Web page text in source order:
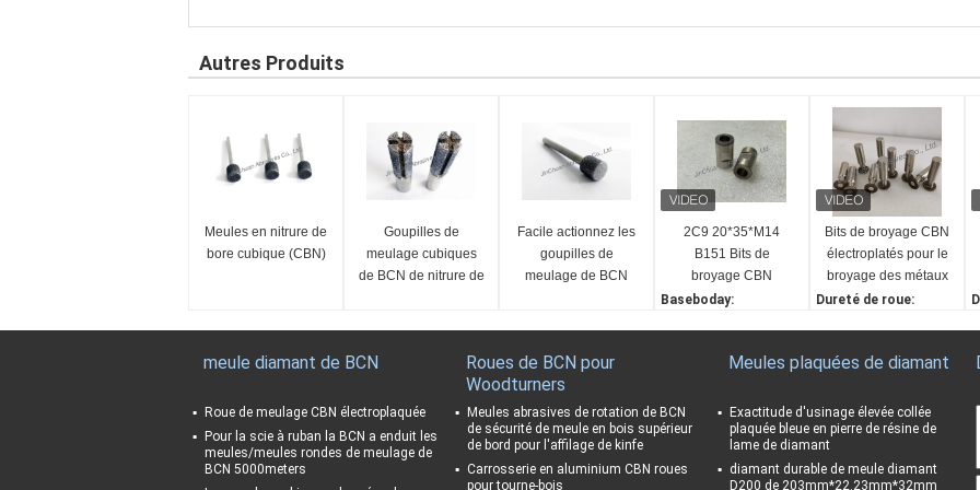
Autres Produits
Meules en nitrure de
bore cubique (CBN)
Goupilles de
meulage cubiques
de BCN de nitrure de
Facile actionnez les
goupilles de
meulage de BCN
de traitement
mécanique
2C9 20*35*M14
B151 Bits de
broyage CBN
électroplatés pour le
Baseboday:
B151
Processus:
Électropulaire
Bits de broyage CBN
électroplatés pour le
broyage des métaux
Dureté de roue:
Cylindrique
Nitrure de bore cubique
(CBN)
Poussières abrasives:
B151 B251
meule diamant de BCN
Roue de meulage CBN électroplaquée
Pour la scie à ruban la BCN a enduit les
meules/meules rondes de meulage de
BCN 5000meters
Roues de BCN pour
Woodturners
Meules abrasives de rotation de BCN
de sécurité de meule en bois supérieur
de bord pour l'affilage de kinfe
Carrosserie en aluminium CBN roues
pour tourne-bois
Meules plaquées de diamant
Exactitude d'usinage élevée collée
plaquée bleue en pierre de résine de
lame de diamant
diamant durable de meule diamant
D200 de 203mm*22.23mm*32mm